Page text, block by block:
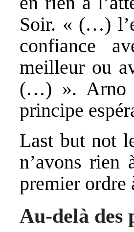
Soir. « (…)
confiance
meilleur ou
(…) ». Arno
principe
Last but not
n’avons rien
premier ordre
Au-delà des